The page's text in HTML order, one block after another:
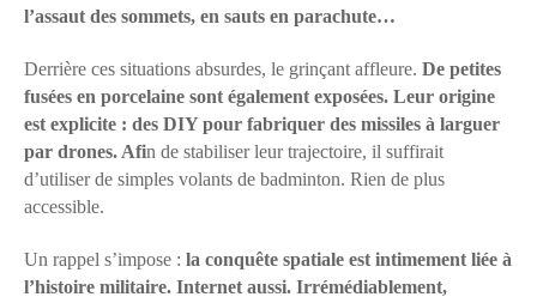
l’assaut des sommets, en sauts en parachute…
Derrière ces situations absurdes, le grinçant affleure. De petites
fusées en porcelaine sont également exposées. Leur origine
est explicite : des DIY pour fabriquer des missiles à larguer
par drones. Afin de stabiliser leur trajectoire, il suffirait
d’utiliser de simples volants de badminton. Rien de plus
accessible.
Un rappel s’impose : la conquête spatiale est intimement liée à
l’histoire militaire. Internet aussi. Irrémédiablement,